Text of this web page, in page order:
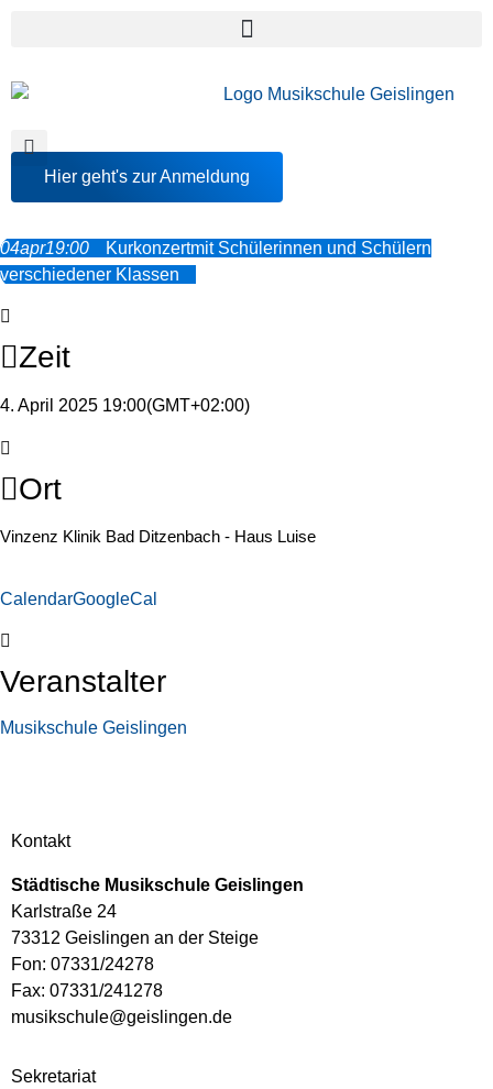
Hier geht's zur Anmeldung
04apr19:00 Kurkonzertmit Schülerinnen und Schülern
verschiedener Klassen
Zeit
4. April 2025 19:00(GMT+02:00)
Ort
Vinzenz Klinik Bad Ditzenbach - Haus Luise
CalendarGoogleCal
Veranstalter
Musikschule Geislingen
Kontakt
Städtische Musikschule Geislingen
Karlstraße 24
73312 Geislingen an der Steige
Fon: 07331/24278
Fax: 07331/241278
musikschule@geislingen.de
Sekretariat